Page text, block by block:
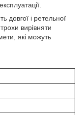
і ретельної
вирівняти
які можуть